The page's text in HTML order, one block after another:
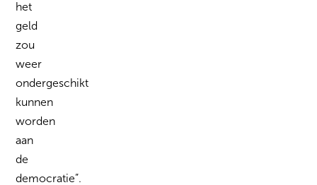
het
geld
zou
weer
ondergeschikt
kunnen
worden
aan
de
democratie”.